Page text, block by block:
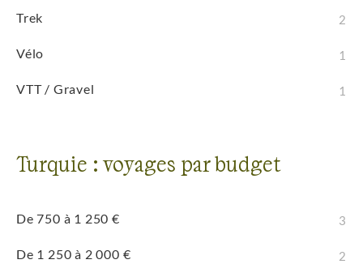
Trek 2
Vélo 1
VTT / Gravel 1
Turquie : voyages par budget
De 750 à 1 250 € 3
De 1 250 à 2 000 € 2